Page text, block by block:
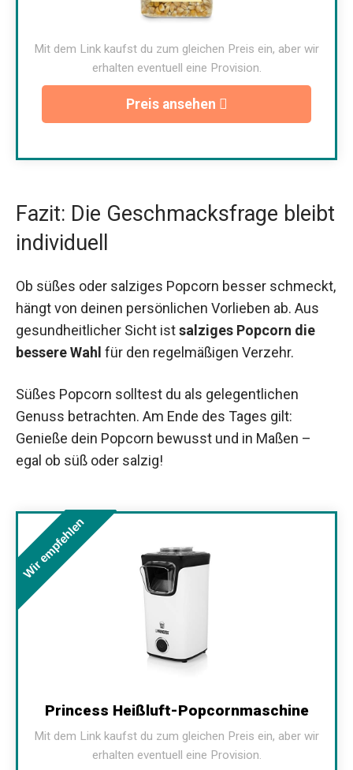
Mit dem Link kaufst du zum gleichen Preis ein, aber wir
erhalten eventuell eine Provision.
Preis ansehen
Fazit: Die Geschmacksfrage bleibt
individuell
Ob süßes oder salziges Popcorn besser schmeckt,
hängt von deinen persönlichen Vorlieben ab. Aus
gesundheitlicher Sicht istsalziges Popcorn die
bessere Wahl für den regelmäßigen Verzehr.
Süßes Popcorn solltest du als gelegentlichen
Genuss betrachten. Am Ende des Tages gilt:
Genieße dein Popcorn bewusst und in Maßen –
egal ob süß oder salzig!
Wir empfehlen
Princess Heißluft-Popcornmaschine
Mit dem Link kaufst du zum gleichen Preis ein, aber wir
erhalten eventuell eine Provision.